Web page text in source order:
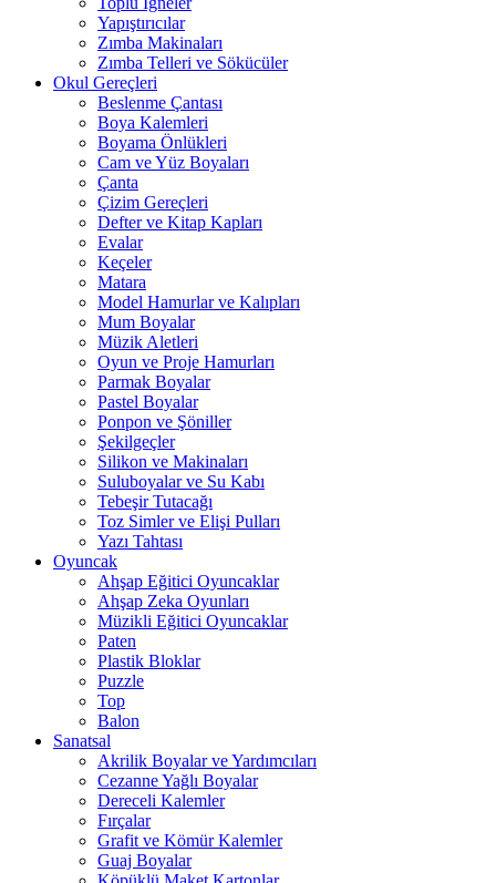
Yapıştırıcılar
Zımba Makinaları
Zımba Telleri ve Sökücüler
Okul Gereçleri
Beslenme Çantası
Boya Kalemleri
Boyama Önlükleri
Cam ve Yüz Boyaları
Çanta
Çizim Gereçleri
Defter ve Kitap Kapları
Evalar
Keçeler
Matara
Model Hamurlar ve Kalıpları
Mum Boyalar
Müzik Aletleri
Oyun ve Proje Hamurları
Parmak Boyalar
Pastel Boyalar
Ponpon ve Şöniller
Şekilgeçler
Silikon ve Makinaları
Suluboyalar ve Su Kabı
Tebeşir Tutacağı
Toz Simler ve Elişi Pulları
Yazı Tahtası
Oyuncak
Ahşap Eğitici Oyuncaklar
Ahşap Zeka Oyunları
Müzikli Eğitici Oyuncaklar
Paten
Plastik Bloklar
Puzzle
Top
Balon
Sanatsal
Akrilik Boyalar ve Yardımcıları
Cezanne Yağlı Boyalar
Dereceli Kalemler
Fırçalar
Grafit ve Kömür Kalemler
Guaj Boyalar